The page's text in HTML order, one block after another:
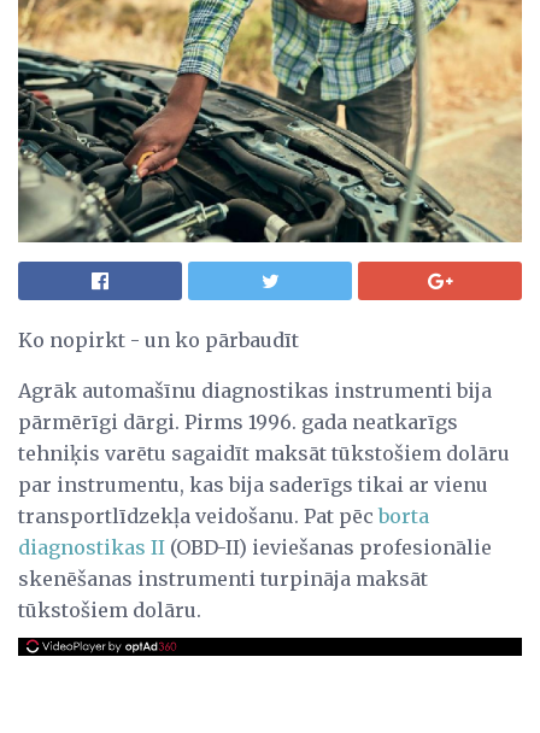
Ko nopirkt - un ko pārbaudīt
Agrāk automašīnu diagnostikas instrumenti bija
pārmērīgi dārgi. Pirms 1996. gada neatkarīgs
tehniķis varētu sagaidīt maksāt tūkstošiem dolāru
par instrumentu, kas bija saderīgs tikai ar vienu
transportlīdzekļa veidošanu. Pat pēcborta
diagnostikas II (OBD-II) ieviešanas profesionālie
skenēšanas instrumenti turpināja maksāt
tūkstošiem dolāru.